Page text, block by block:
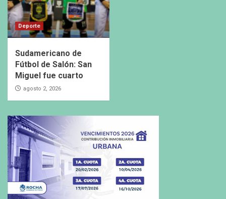
Deporte
Sudamericano de
Fútbol de Salón: San
Miguel fue cuarto
agosto 2, 2026